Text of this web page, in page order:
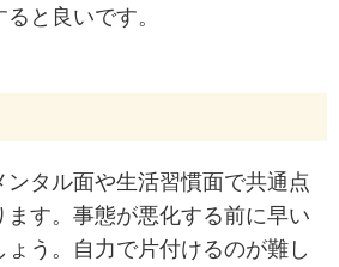
と良いです。
タル面や生活習慣面で共通点
ます。事態が悪化する前に早い
う。自力で片付けるのが難し